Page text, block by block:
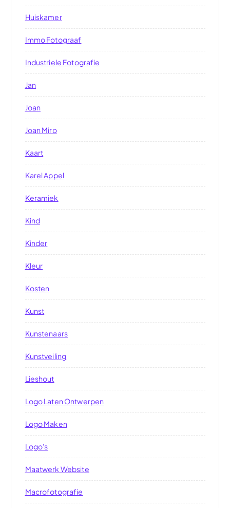
Huiskamer
Immo Fotograaf
Industriele Fotografie
Jan
Joan
Joan Miro
Kaart
Karel Appel
Keramiek
Kind
Kinder
Kleur
Kosten
Kunst
Kunstenaars
Kunstveiling
Lieshout
Logo Laten Ontwerpen
Logo Maken
Logo's
Maatwerk Website
Macrofotografie